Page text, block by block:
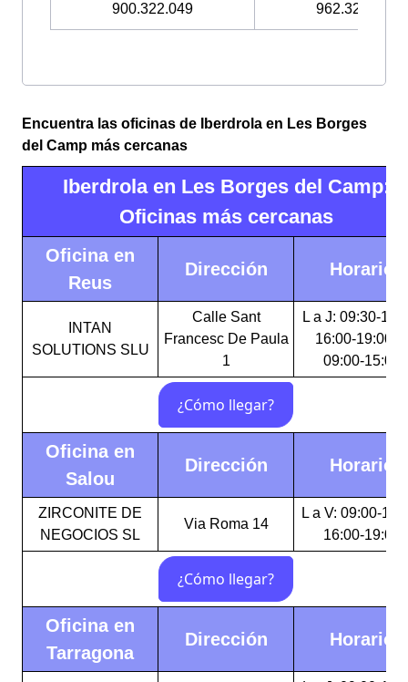
900.322.049 962.328.021
Encuentra las oficinas de Iberdrola en Les Borges
del Camp más cercanas
Iberdrola en Les Borges del Camp:
Oficinas más cercanas
Oficina en
Reus
Dirección Horario
INTAN
SOLUTIONS SLU
Calle Sant
Francesc De Paula
1
L a J: 09:30-
16:00-19:00 V:
09:00-15:00
Oficina en
Salou
Dirección Horario
ZIRCONITE DE
NEGOCIOS SL
Via Roma 14
L a V: 09:00-
16:00-19:00
Oficina en
Tarragona
Dirección Horario